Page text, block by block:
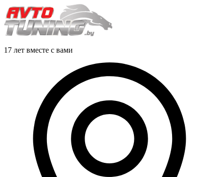
17 лет вместе с вами